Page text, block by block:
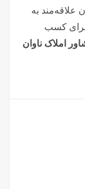
علاقه‌مند به
کسب
املاک ناوان